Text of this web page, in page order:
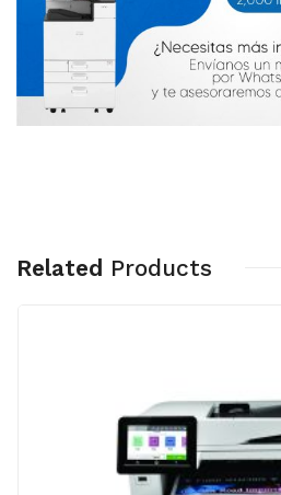
Related Products